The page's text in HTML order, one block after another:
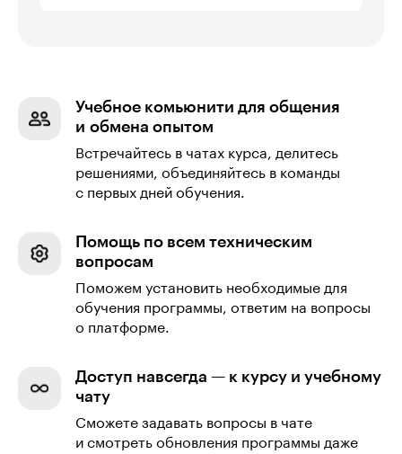
Учебное комьюнити для общения
и обмена опытом
Встречайтесь в чатах курса, делитесь
решениями, объединяйтесь в команды
с первых дней обучения.
Помощь по всем техническим
вопросам
Поможем установить необходимые для
обучения программы, ответим на вопросы
о платформе.
Доступ навсегда — к курсу и учебному
чату
Сможете задавать вопросы в чате
и смотреть обновления программы даже